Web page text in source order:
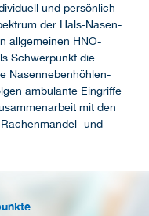
und persönlich
der Hals-Nasen-
allgemeinen HNO-
Schwerpunkt die
Nasennebenhöhlen-
ambulante Eingriffe
mit den
und